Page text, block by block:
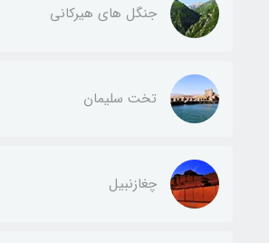
جنگل های هیرکانی
تخت سلیمان
چغازنبیل